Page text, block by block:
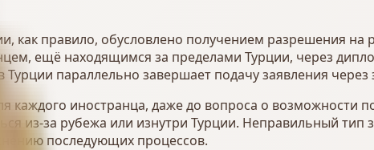
как правило, обусловлено получением разрешения
ещё находящимся за пределами Турции, через
параллельно завершает подачу заявления через
каждого иностранца, даже до вопроса о возможности
из-за рубежа или изнутри Турции. Неправильный
последующих процессов.